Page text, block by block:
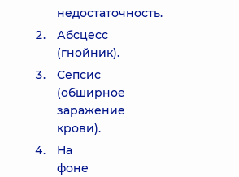
недостаточность.
Абсцесс
(гнойник).
Сепсис
(обширное
заражение
крови).
На
фоне